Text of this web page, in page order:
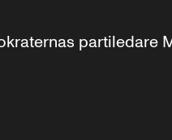
partiledare